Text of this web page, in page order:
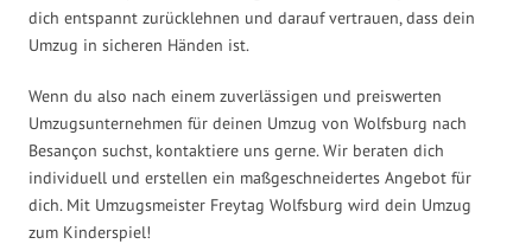
dich entspannt zurücklehnen und darauf vertrauen, dass dein
Umzug in sicheren Händen ist.
Wenn du also nach einem zuverlässigen und preiswerten
Umzugsunternehmen für deinen Umzug von Wolfsburg nach
Besançon suchst, kontaktiere uns gerne. Wir beraten dich
individuell und erstellen ein maßgeschneidertes Angebot für
dich. Mit Umzugsmeister Freytag Wolfsburg wird dein Umzug
zum Kinderspiel!